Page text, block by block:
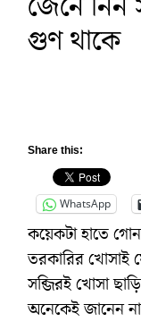
গুণ থাকে
Share this:
WhatsApp
কয়েকটা হাতে
তরকারির খোসাই
সব্জিরই খোসা
অনেকেই জানেন